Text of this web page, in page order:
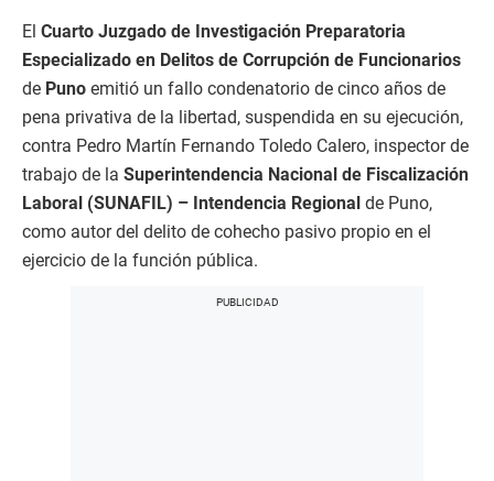
El Cuarto Juzgado de Investigación Preparatoria
Especializado en Delitos de Corrupción de Funcionarios
de Puno emitió un fallo condenatorio de cinco años de
pena privativa de la libertad, suspendida en su ejecución,
contra Pedro Martín Fernando Toledo Calero, inspector de
trabajo de la Superintendencia Nacional de Fiscalización
Laboral (SUNAFIL) – Intendencia Regional de Puno,
como autor del delito de cohecho pasivo propio en el
ejercicio de la función pública.